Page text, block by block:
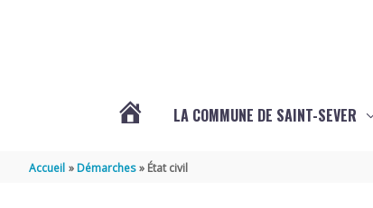
LA COMMUNE DE SAINT-SEVER
Accueil Démarches État civil